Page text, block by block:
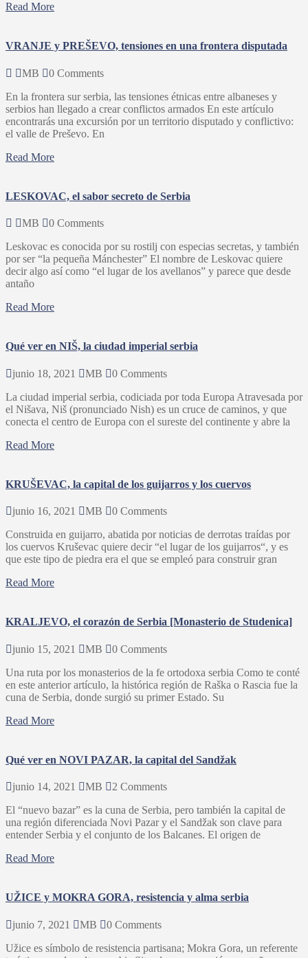
Read More
VRANJE y PREŠEVO, tensiones en una frontera disputada
MB
0 Comments
En la frontera sur serbia, las tensiones étnicas entre albaneses y
serbios han llegado a crear conflictos armados En este artículo
encontrarás una excursión por un territorio disputado y conflictivo:
el valle de Preševo. En
Read More
LESKOVAC, el sabor secreto de Serbia
MB
0 Comments
Leskovac es conocida por su rostilj con especias secretas, y también
por ser “la pequeña Mánchester” El nombre de Leskovac quiere
decir algo así como “el lugar de los avellanos” y parece que desde
antaño
Read More
Qué ver en NIŠ, la ciudad imperial serbia
junio 18, 2021 MB
0 Comments
La ciudad imperial serbia, codiciada por toda Europa Atravesada por
el Nišava, Niš (pronunciado Nish) es un cruce de caminos, y que
conecta el centro de Europa con el sureste del continente y abre la
Read More
KRUŠEVAC, la capital de los guijarros y los cuervos
junio 16, 2021 MB
0 Comments
Construida en guijarro, abatida por noticias de derrotas traídas por
los cuervos Kruševac quiere decir “el lugar de los guijarros“, y es
que este tipo de piedra era el que se empleó para construir gran
Read More
KRALJEVO, el corazón de Serbia [Monasterio de Studenica]
junio 15, 2021 MB
0 Comments
Una ruta por los monasterios de la fe ortodoxa serbia Como te conté
en este anterior artículo, la histórica región de Raška o Rascia fue la
cuna de Serbia, donde surgió su primer Estado. Su
Read More
Qué ver en NOVI PAZAR, la capital del Sandžak
junio 14, 2021 MB
2 Comments
El “nuevo bazar” es la cuna de Serbia, pero también la capital de
una región diferenciada Novi Pazar y el Sandžak son clave para
entender Serbia y el conjunto de los Balcanes. El origen de
Read More
UŽICE y MOKRA GORA, resistencia y alma serbia
junio 7, 2021 MB
0 Comments
Užice es símbolo de resistencia partisana; Mokra Gora, un referente